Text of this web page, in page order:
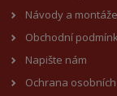
Návody a montáže
Obchodní
Napište nám
Ochrana